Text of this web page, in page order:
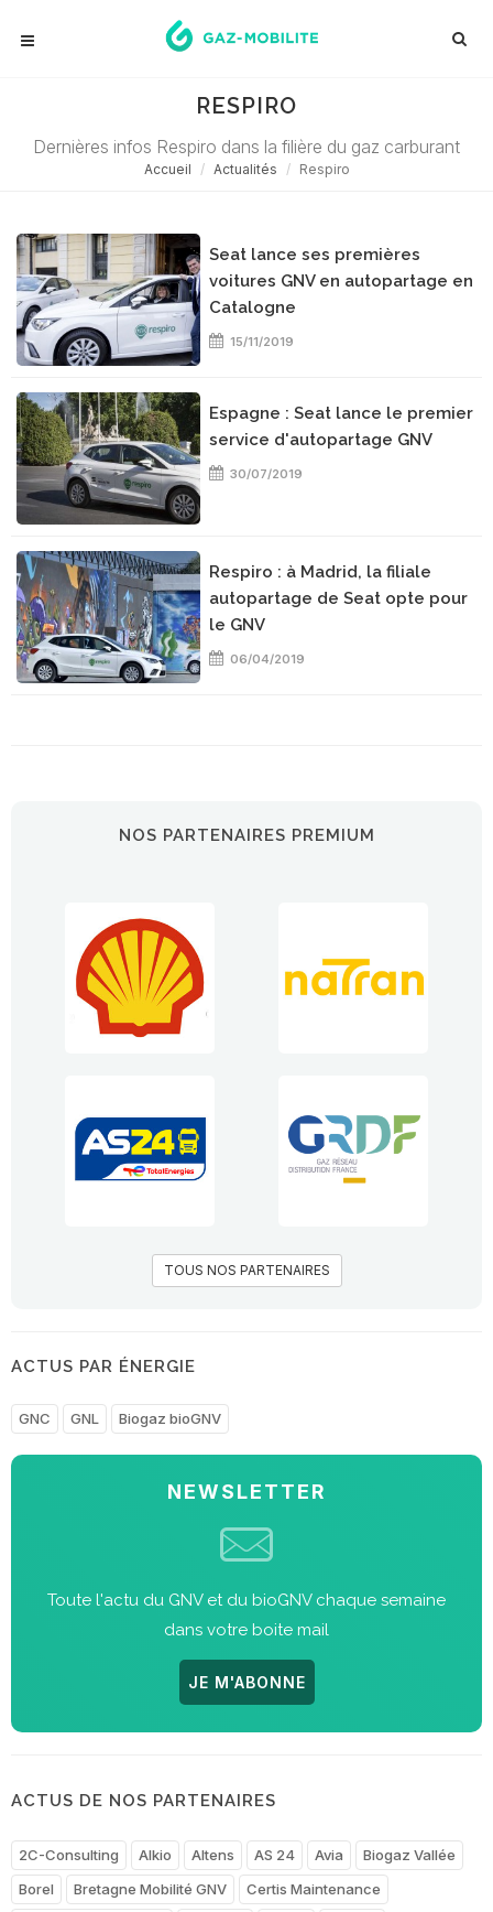
RESPIRO
Dernières infos Respiro dans la filière du gaz carburant
Accueil Actualités Respiro
Seat lance ses premières
voitures GNV en autopartage en
Catalogne
15/11/2019
Espagne : Seat lance le premier
service d'autopartage GNV
30/07/2019
Respiro : à Madrid, la filiale
autopartage de Seat opte pour
le GNV
06/04/2019
NOS PARTENAIRES PREMIUM
TOUS NOS PARTENAIRES
ACTUS PAR ÉNERGIE
GNC GNL Biogaz bioGNV
NEWSLETTER
Toute l'actu du GNV et du bioGNV chaque semaine
dans votre boite mail
JE M'ABONNE
ACTUS DE NOS PARTENAIRES
2C-Consulting Alkio Altens AS 24 Avia
Biogaz Vallée
Borel
Bretagne Mobilité GNV
Certis Maintenance